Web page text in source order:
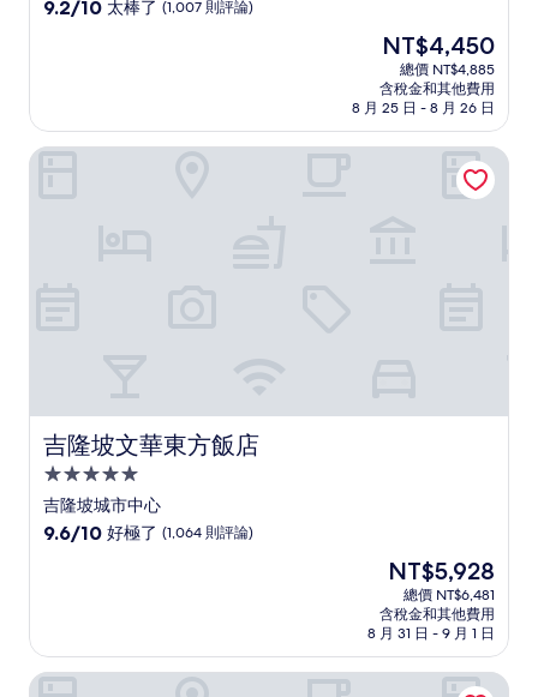
9.2
太
棒
9.2/10 太棒了 (1,007 則評論)
現
價
格
為
NT$4,450
NT$4,450
總價 NT$4,885
含稅金和其他費用
8 月 25 日 - 8 月 26 日
吉隆坡文華東方飯店
吉隆坡文華東方飯店
5.0
星
級
吉隆坡城市中心
9.6
好
極
9.6/10 好極了 (1,064 則評論)
現
價
格
為
NT$5,928
NT$5,928
總價 NT$6,481
含稅金和其他費用
8 月 31 日 - 9 月 1 日
吉隆坡文華東方飯店
希爾頓逸林吉隆坡飯店